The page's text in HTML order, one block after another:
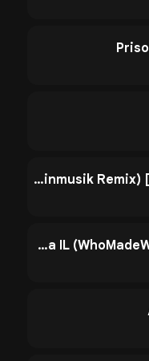
Jalel (Einmusik Remix) [feat. Nasrin Kadri]
Shma IL (WhoMadeWho Remix) [mixed]